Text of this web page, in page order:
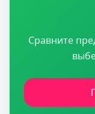
Сравните